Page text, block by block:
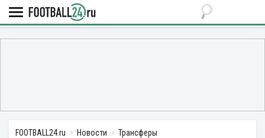
FOOTBALL24.ru Новости Трансферы